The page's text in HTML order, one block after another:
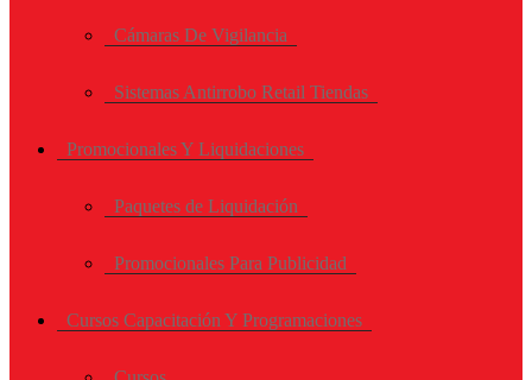
Cámaras De Vigilancia
Sistemas Antirrobo Retail Tiendas
Promocionales Y Liquidaciones
Paquetes de Liquidación
Promocionales Para Publicidad
Cursos Capacitación Y Programaciones